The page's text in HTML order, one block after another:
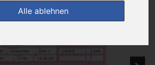
Alle ablehnen